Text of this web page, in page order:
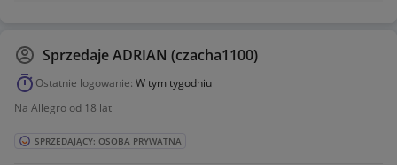
SprzedajeADRIAN (czacha1100)
Ostatnie logowanie: W tym tygodniu
Na Allegro od 18 lat
SPRZEDAJĄCY: OSOBA PRYWATNA